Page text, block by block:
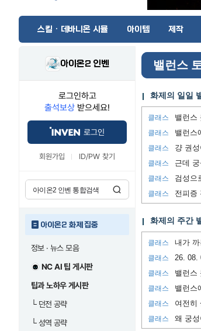
스킬 · 데바니온 시뮬 아이템 제작
아이온2 인벤
로그인하고
출석보상 받으세요!
로그인
회원가입 ID/PW 찾기
아이온2 화제 집중
정보 · 뉴스 모음
NC AI 팁 게시판
팁과 노하우 게시판
└던전 공략
└성역 공략
밸런스
화제의 일일
클래스 밸런스
클래스 밸런스
클래스 걍 권
클래스 근데
클래스 검성으
클래스 전피증
화제의 주간
클래스 내가
클래스 26. 08.
클래스 밸런스
클래스 밸런스
클래스 여전히
클래스 왜 궁